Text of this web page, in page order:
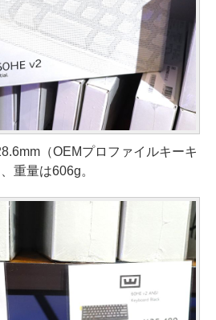
（OEMプロファイルキーキ
重量は606g。